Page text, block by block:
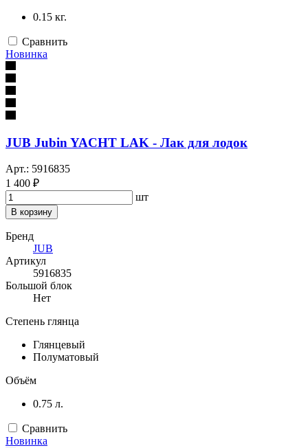
0.15 кг.
Сравнить
Новинка
JUB Jubin YACHT LAK - Лак для лодок
Арт.: 5916835
1 400 ₽
шт
В корзину
Бренд
JUB
Артикул
5916835
Большой блок
Нет
Степень глянца
Глянцевый
Полуматовый
Объём
0.75 л.
Сравнить
Новинка